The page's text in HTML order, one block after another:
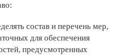
состав и перечень мер,
для обеспечения
предусмотренных